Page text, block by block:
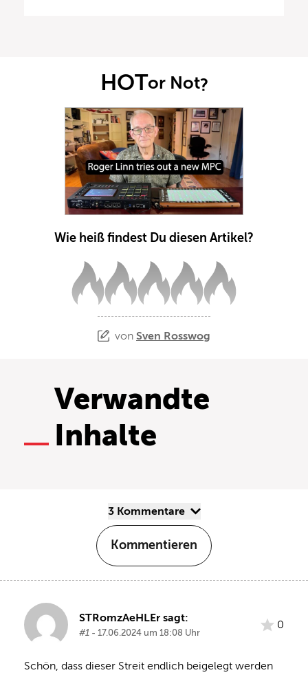
HOTor Not?
Wie heiß findest Du diesen Artikel?
von Sven Rosswog
Verwandte
Inhalte
3 Kommentare
Kommentieren
STRomzAeHLEr sagt:
#1 - 17.06.2024 um 18:08 Uhr
0
Schön, dass dieser Streit endlich beigelegt werden